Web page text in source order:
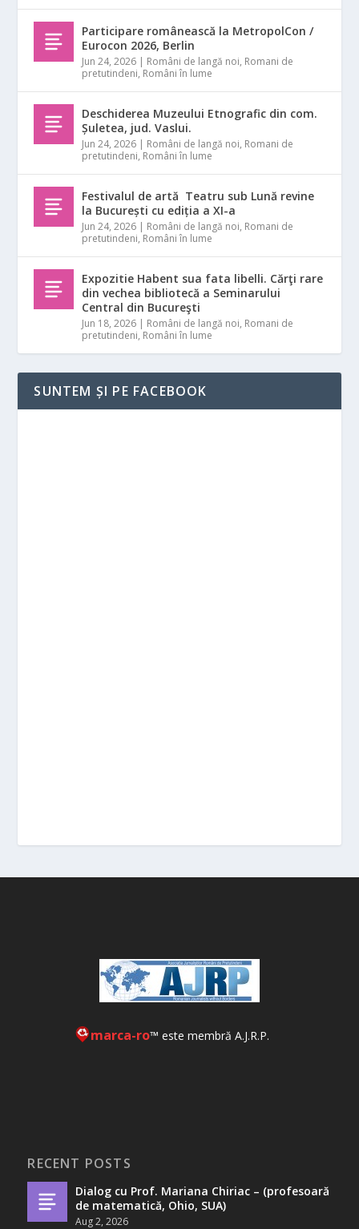
Participare românească la MetropolCon /
Eurocon 2026, Berlin
Jun 24, 2026 | Români de langă noi, Romani de
pretutindeni, Români în lume
Deschiderea Muzeului Etnografic din com.
Șuletea, jud. Vaslui.
Jun 24, 2026 | Români de langă noi, Romani de
pretutindeni, Români în lume
Festivalul de artă Teatru sub Lună revine
la București cu ediția a XI-a
Jun 24, 2026 | Români de langă noi, Romani de
pretutindeni, Români în lume
Expozitie Habent sua fata libelli. Cărţi rare
din vechea bibliotecă a Seminarului
Central din Bucureşti
Jun 18, 2026 | Români de langă noi, Romani de
pretutindeni, Români în lume
SUNTEM ȘI PE FACEBOOK
marca-ro™ este membră A.J.R.P.
RECENT POSTS
Dialog cu Prof. Mariana Chiriac – (profesoară
de matematică, Ohio, SUA)
Aug 2, 2026